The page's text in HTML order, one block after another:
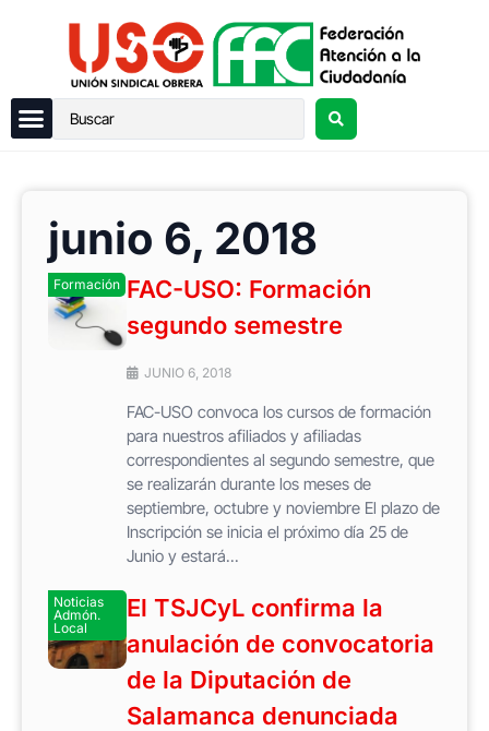
junio 6, 2018
Formación FAC-USO: Formación
segundo semestre
JUNIO 6, 2018
FAC-USO convoca los cursos de formación
para nuestros afiliados y afiliadas
correspondientes al segundo semestre, que
se realizarán durante los meses de
septiembre, octubre y noviembre El plazo de
Inscripción se inicia el próximo día 25 de
Junio y estará...
Noticias
Admón.
Local
El TSJCyL confirma la
anulación de convocatoria
de la Diputación de
Salamanca denunciada